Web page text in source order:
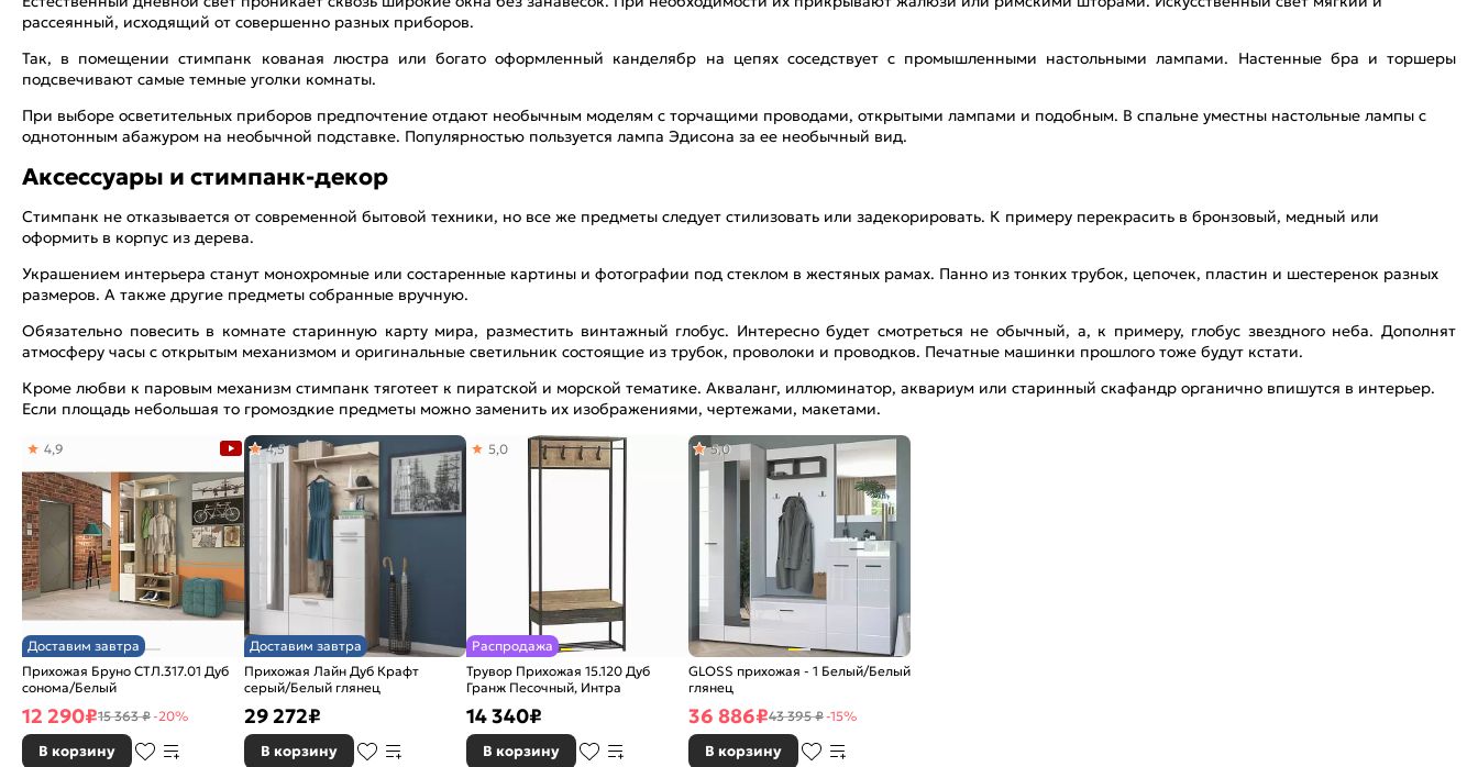
рассеянный, исходящий от совершенно разных приборов.
Так, в помещении стимпанк кованая люстра или богато оформленный канделябр на цепях соседствует с промышленными настольными лампами. Настенные бра и торшеры
подсвечивают самые темные уголки комнаты.
При выборе осветительных приборов предпочтение отдают необычным моделям с торчащими проводами, открытыми лампами и подобным. В спальне уместны настольные лампы с
однотонным абажуром на необычной подставке. Популярностью пользуется лампа Эдисона за ее необычный вид.
Аксессуары и стимпанк-декор
Стимпанк не отказывается от современной бытовой техники, но все же предметы следует стилизовать или задекорировать. К примеру перекрасить в бронзовый, медный или
оформить в корпус из дерева.
Украшением интерьера станут монохромные или состаренные картины и фотографии под стеклом в жестяных рамах. Панно из тонких трубок, цепочек, пластин и шестеренок разных
размеров. А также другие предметы собранные вручную.
Обязательно повесить в комнате старинную карту мира, разместить винтажный глобус. Интересно будет смотреться не обычный, а, к примеру, глобус звездного неба. Дополнят
атмосферу часы с открытым механизмом и оригинальные светильник состоящие из трубок, проволоки и проводков. Печатные машинки прошлого тоже будут кстати.
Кроме любви к паровым механизм стимпанк тяготеет к пиратской и морской тематике. Акваланг, иллюминатор, аквариум или старинный скафандр органично впишутся в интерьер.
Если площадь небольшая то громоздкие предметы можно заменить их изображениями, чертежами, макетами.
Доставим завтра
Прихожая Бруно СТЛ.317.01 Дуб
сонома/Белый
4,9
12 290₽15 363 ₽-20%
В корзину
Доставим завтра
Прихожая Лайн Дуб Крафт
серый/Белый глянец
4,5
29 272₽
В корзину
Распродажа
Трувор Прихожая 15.120 Дуб
Гранж Песочный, Интра
5,0
14 340₽
В корзину
GLOSS прихожая - 1 Белый/Белый
глянец
5,0
36 886₽43 395 ₽-15%
В корзину